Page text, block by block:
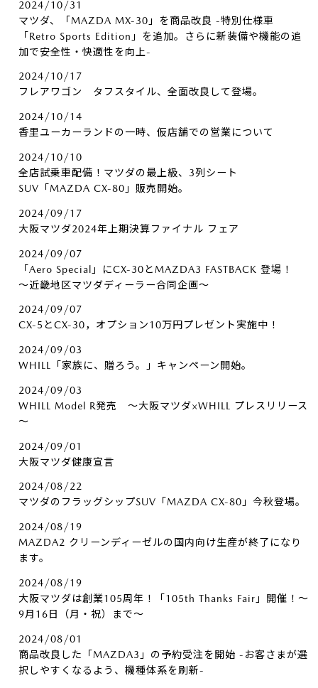
2024/10/31
マツダ、「MAZDA MX-30」を商品改良 -特別仕様車
「Retro Sports Edition」を追加。さらに新装備や機能の追
加で安全性・快適性を向上-
2024/10/17
フレアワゴン タフスタイル、全面改良して登場。
2024/10/14
香里ユーカーランドの一時、仮店舗での営業について
2024/10/10
全店試乗車配備！マツダの最上級、3列シート
SUV「MAZDA CX-80」販売開始。
2024/09/17
大阪マツダ2024年上期決算ファイナル フェア
2024/09/07
「Aero Special」にCX-30とMAZDA3 FASTBACK 登場！
～近畿地区マツダディーラー合同企画～
2024/09/07
CX-5とCX-30，オプション10万円プレゼント実施中！
2024/09/03
WHILL「家族に、贈ろう。」キャンペーン開始。
2024/09/03
WHILL Model R発売 ～大阪マツダ×WHILL プレスリリース
～
2024/09/01
大阪マツダ健康宣言
2024/08/22
マツダのフラッグシップSUV「MAZDA CX-80」今秋登場。
2024/08/19
MAZDA2 クリーンディーゼルの国内向け生産が終了になり
ます。
2024/08/19
大阪マツダは創業105周年！「105th Thanks Fair」開催！～
9月16日（月・祝）まで～
2024/08/01
商品改良した「MAZDA3」の予約受注を開始 -お客さまが選
択しやすくなるよう、機種体系を刷新-